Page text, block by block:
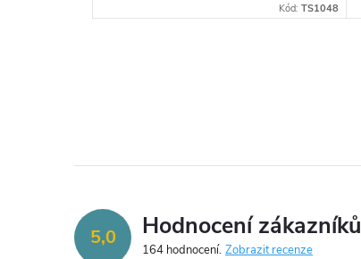
Kód: TS1048
5,0 Hodnocení zákazníků
164 hodnocení Zobrazit recenze